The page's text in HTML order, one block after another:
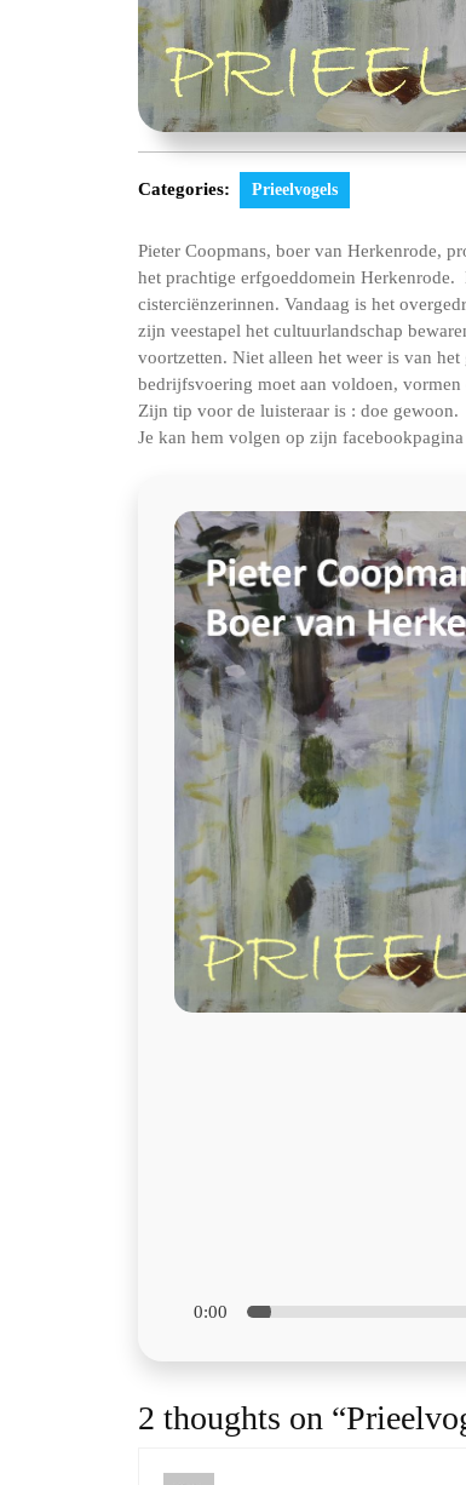
Categories: Prieelvogels
Pieter Coopmans, boer van Herkenrode,
het prachtige erfgoeddomein
cisterciënzerinnen. Vandaag is het
zijn veestapel het cultuurlandschap
voortzetten. Niet alleen het weer is van
bedrijfsvoering moet aan voldoen,
Zijn tip voor de luisteraar is : doe gewoon.
Je kan hem volgen op zijn facebookpagina
0:00
2 thoughts on